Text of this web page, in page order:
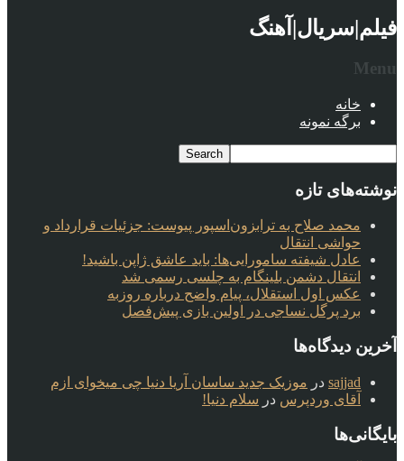
فیلم|سریال|آهنگ
Menu
خانه
برگه نمونه
نوشته‌های تازه
محمد صلاح به ترابزون‌اسپور پیوست: جزئیات قرارداد و
حواشی انتقال
عادل شیفته سامورایی‌ها: باید عاشق ژاپن باشید!
انتقال دشمن بلینگام به چلسی رسمی شد
عکس اول استقلال، پیام واضح درباره روزبه
برد پرگل نساجی در اولین بازی پیش‌فصل
آخرین دیدگاه‌ها
sajjad در موزیک جدید ساسان آریا دنیا چی میخوای ازم
آقای وردپرس در سلام دنیا!
بایگانی‌ها